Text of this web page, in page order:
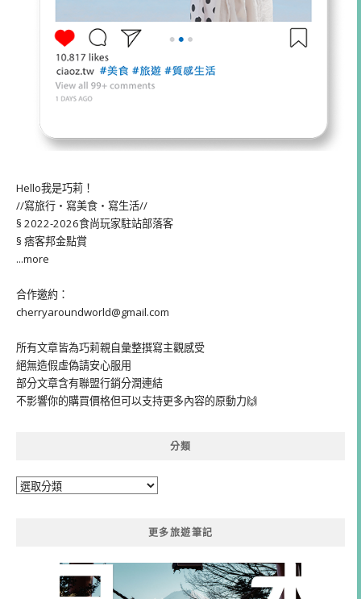
Hello我是巧莉！
//寫旅行・寫美食・寫生活//
§ 2022-2026食尚玩家駐站部落客
§ 痞客邦金點賞
...more
合作邀約：
cherryaroundworld@gmail.com
所有文章皆為巧莉親自彙整撰寫主觀感受
絕無造假虛偽請安心服用
部分文章含有聯盟行銷分潤連結
不影響你的購買價格但可以支持更多內容的原動力🙌
分類
分
更多旅遊筆記